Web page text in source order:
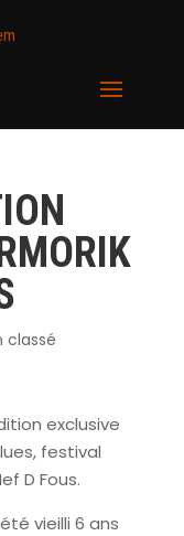
classé
exclusive
festival
D Fous.
vieilli 6 ans